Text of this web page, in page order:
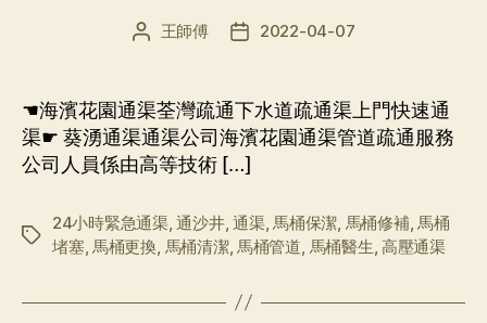
文
者
王師傅
发
期
2022-04-07
☚海濱花園通渠荃灣疏通下水道疏通渠上門快速通
渠☛ 葵湧通渠通渠公司海濱花園通渠管道疏通服務
公司人員係由高等技術 […]
标
24小時緊急通渠,通沙井,通渠,馬桶保潔, 馬桶修補,馬桶
堵塞, 馬桶更換, 馬桶清潔, 馬桶管道, 馬桶醫生, 高壓通渠